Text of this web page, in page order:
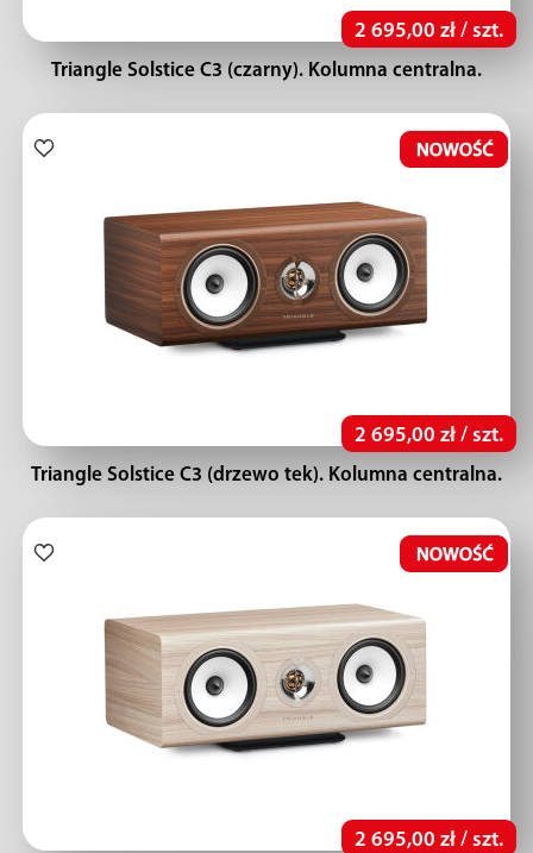
2 695,00 zł / szt.
Triangle Solstice C3 (czarny). Kolumna centralna.
2 695,00 zł / szt.
Triangle Solstice C3 (drzewo tek). Kolumna centralna.
2 695,00 zł / szt.